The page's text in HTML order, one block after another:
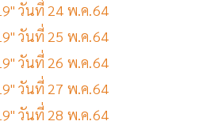
วันที่ 24 พ.ค.64
วันที่ 25 พ.ค.64
วันที่ 26 พ.ค.64
วันที่ 27 พ.ค.64
วันที่ 28 พ.ค.64